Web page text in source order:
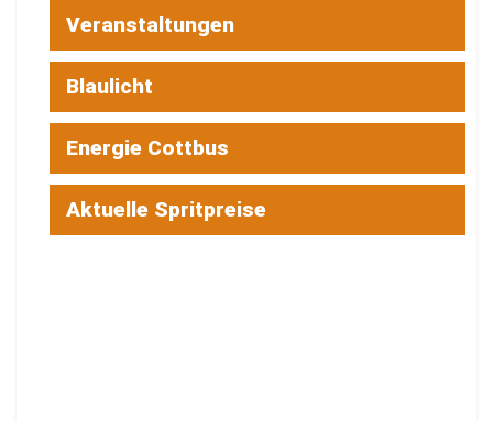
Veranstaltungen
Blaulicht
Energie Cottbus
Aktuelle Spritpreise